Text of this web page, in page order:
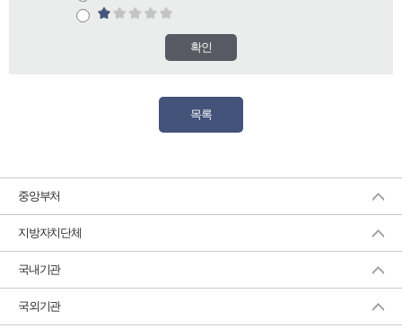
확인
목록
중앙부처
지방자치단체
국내기관
국외기관